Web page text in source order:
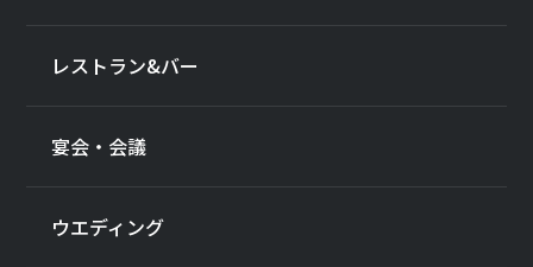
レストラン&バー
宴会・会議
ウエディング